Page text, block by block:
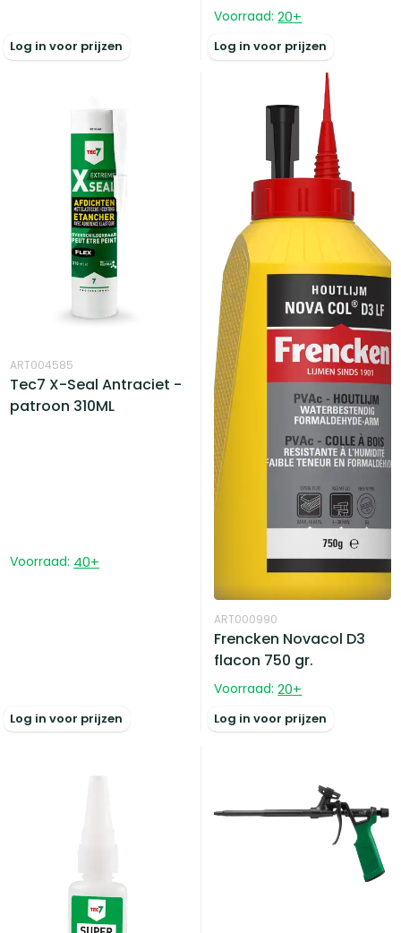
Log in voor prijzen
Voorraad: 20+
Log in voor prijzen
ART004585
Tec7 X-Seal Antraciet -
patroon 310ML
Voorraad: 40+
Log in voor prijzen
ART000990
Frencken Novacol D3
flacon 750 gr.
Voorraad: 20+
Log in voor prijzen